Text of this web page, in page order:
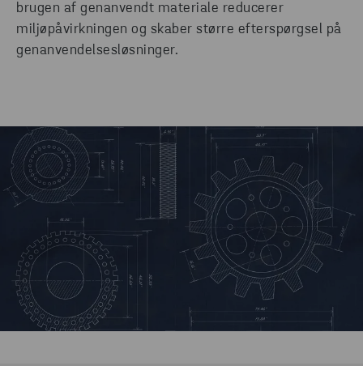
brugen af genanvendt materiale reducerer
miljøpåvirkningen og skaber større efterspørgsel på
genanvendelsesløsninger.